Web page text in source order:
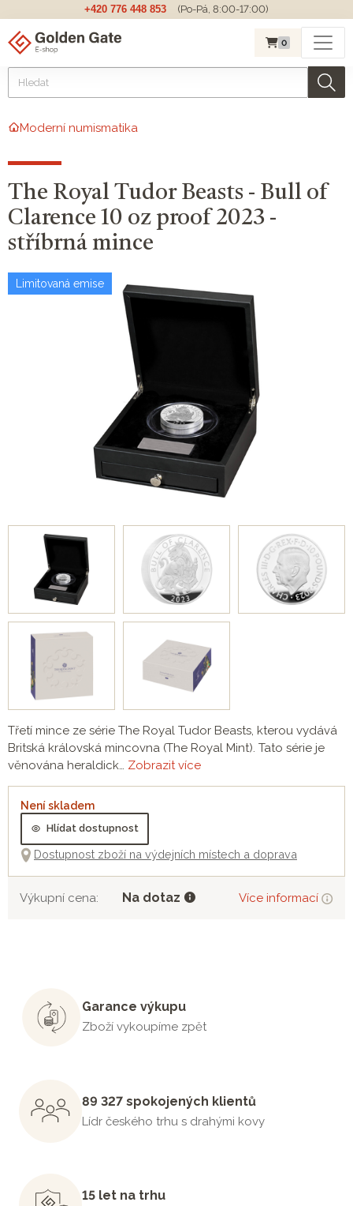
+420 776 448 853 (Po-Pá, 8:00-17:00)
0
Moderní numismatika
The Royal Tudor Beasts - Bull of
Clarence 10 oz proof 2023 -
stříbrná mince
Limitovaná emise
Třetí mince ze série The Royal Tudor Beasts, kterou vydává
Britská královská mincovna (The Royal Mint). Tato série je
věnována heraldick… Zobrazit více
Není skladem
Hlídat dostupnost
Dostupnost zboží na výdejních místech a doprava
Výkupní cena: Na dotaz Více informací
Garance výkupu
Zboží vykoupíme zpět
89 327 spokojených klientů
Lídr českého trhu s drahými kovy
15 let na trhu